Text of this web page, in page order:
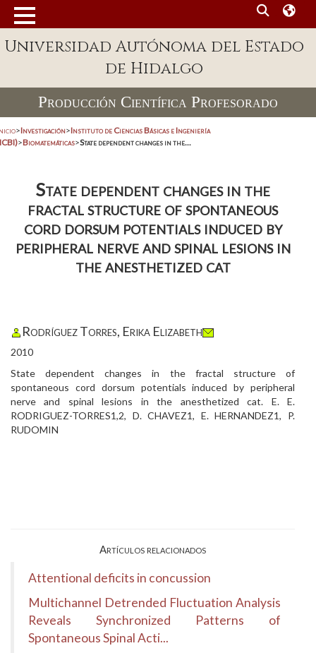
Universidad Autónoma del Estado
de Hidalgo
Producción Científica Profesorado
>Investigación>Instituto de Ciencias Básicas e Ingeniería
>Biomatemáticas>State dependent changes in the...
State dependent changes in the
fractal structure of spontaneous
cord dorsum potentials induced by
peripheral nerve and spinal lesions in
the anesthetized cat
Rodríguez Torres, Erika Elizabeth
2010
State dependent changes in the fractal structure of
spontaneous cord dorsum potentials induced by peripheral
nerve and spinal lesions in the anesthetized cat. E. E.
RODRIGUEZ-TORRES1,2, D. CHAVEZ1, E. HERNANDEZ1, P.
RUDOMIN
Artículos relacionados
Attentional deficits in concussion
Multichannel Detrended Fluctuation Analysis
Reveals Synchronized Patterns of
Spontaneous Spinal Acti...